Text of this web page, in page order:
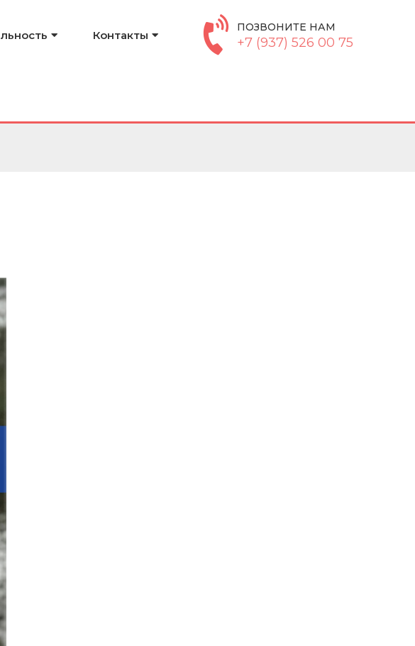
Контакты
ПОЗВОНИТЕ НАМ
+7 (937) 526 00 75